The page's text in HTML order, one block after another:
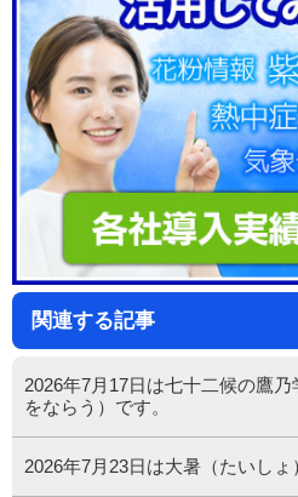
関連する記事
2026年7月17日は七十二候の鷹
をならう）です。
2026年7月23日は大暑（たいしょ